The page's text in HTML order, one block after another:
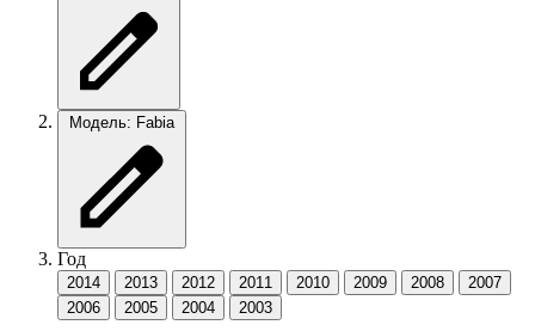
Модель: Fabia
Год
2014 2013 2012 2011 2010 2009 2008
2007
2006
2005 2004 2003